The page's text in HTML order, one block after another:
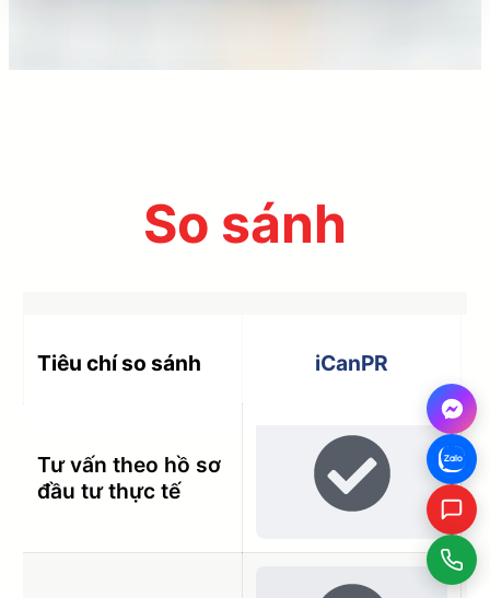
So sánh
Tiêu chí so sánh iCanPR
Tư vấn theo hồ sơ
đầu tư thực tế